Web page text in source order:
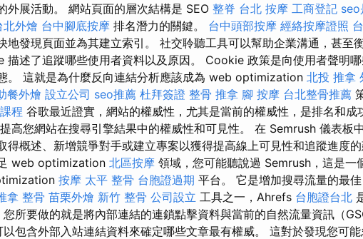
外展活動。 網站頁面的層次結構是 SEO 整脊 台北 按摩 工商登記 seo
北外燴 台中腳底按摩 排名潛力的關鍵。 台中頭部按摩 經絡按摩證照
地發現頁面並為其建立索引。 社交聆聽工具可以幫助企業溝通，甚至
描述了追蹤哪些使用者資料以及原因。 Cookie 政策是向使用者聲明
。 這就是為什麼反向連結分析應該成為 web optimization 北投 推拿
餐外燴 設立公司 seo推薦 杜拜簽證 整骨 推拿 腳 按摩 台北整骨推薦
程 谷歌最近證實，網站的權威性，尤其是當前的權威性，是排名和成
高您網站在搜尋引擎結果中的權威性和可見性。 在 Semrush 儀表板
得概述、新增競爭對手或建立專案以獲得提高線上可見性和追蹤進度
web optimization 北區按摩 領域，您可能聽說過 Semrush，這是一
按摩 太平 整骨 台胞證過期 平台。 它是增加搜尋流量的最
拿 整骨 苗栗外燴 新竹 整骨 公司設立 工具之一，Ahrefs 台胞證台北
您所要做的就是將內部連結的連鎖點擊資料與當前的自然流量資訊（
以包含外部入站連結資料來確定哪些文章最有權威。 這對於發現您可